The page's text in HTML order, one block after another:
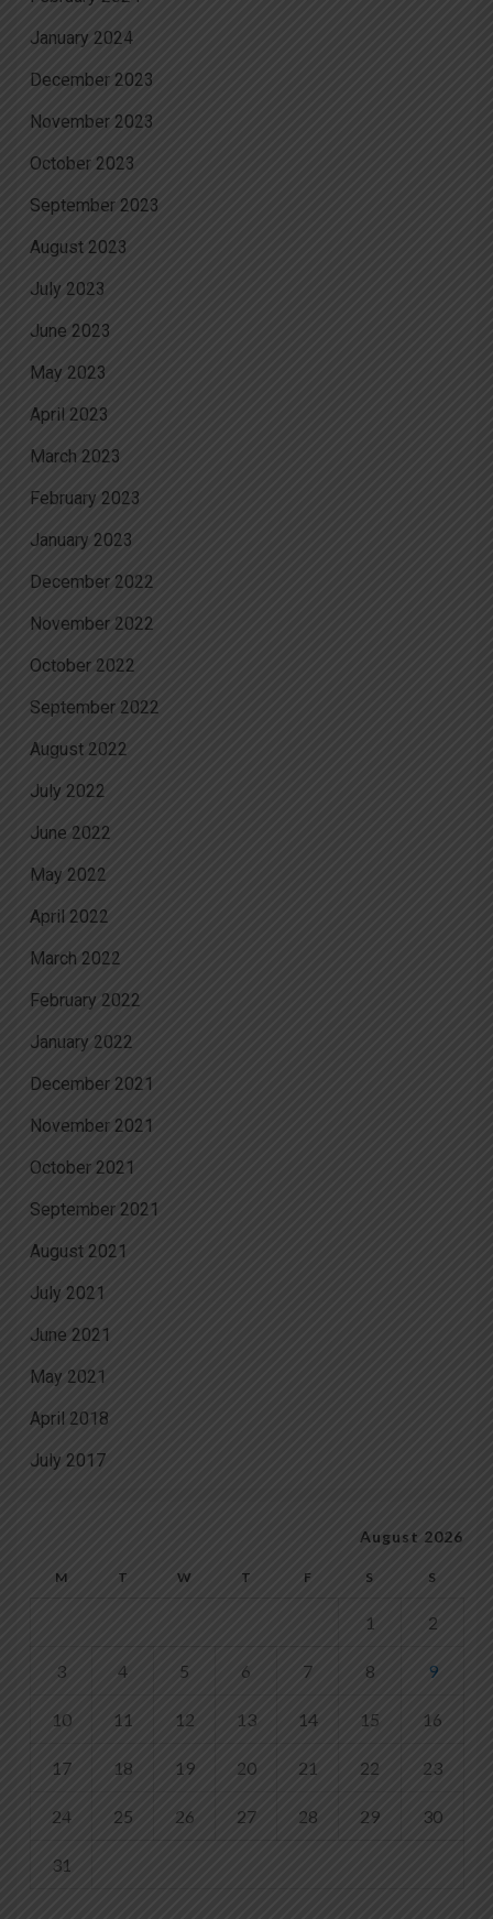
January 2024
December 2023
November 2023
October 2023
September 2023
August 2023
July 2023
June 2023
May 2023
April 2023
March 2023
February 2023
January 2023
December 2022
November 2022
October 2022
September 2022
August 2022
July 2022
June 2022
May 2022
April 2022
March 2022
February 2022
January 2022
December 2021
November 2021
October 2021
September 2021
August 2021
July 2021
June 2021
May 2021
April 2018
July 2017
August 2026
M T W T F S S
1 2
3 4 5 6 7 8 9
10 11 12 13 14 15 16
17 18 19 20 21 22 23
24 25 26 27 28 29 30
31